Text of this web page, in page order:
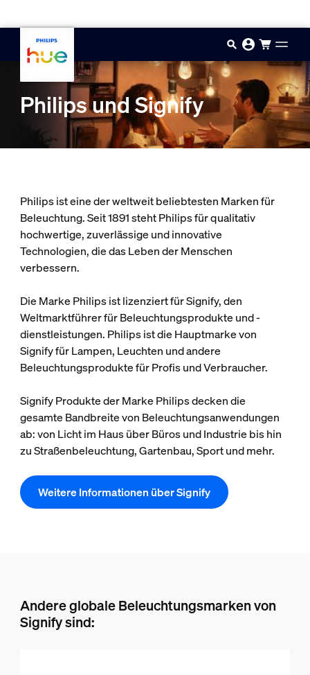
Philips und Signify
Philips ist eine der weltweit beliebtesten Marken für
Beleuchtung. Seit 1891 steht Philips für qualitativ
hochwertige, zuverlässige und innovative
Technologien, die das Leben der Menschen
verbessern.
Die Marke Philips ist lizenziert für Signify, den
Weltmarktführer für Beleuchtungsprodukte und -
dienstleistungen. Philips ist die Hauptmarke von
Signify für Lampen, Leuchten und andere
Beleuchtungsprodukte für Profis und Verbraucher.
Signify Produkte der Marke Philips decken die
gesamte Bandbreite von Beleuchtungsanwendungen
ab: von Licht im Haus über Büros und Industrie bis hin
zu Straßenbeleuchtung, Gartenbau, Sport und mehr.
Weitere Informationen über Signify
Andere globale Beleuchtungsmarken von
Signify sind: